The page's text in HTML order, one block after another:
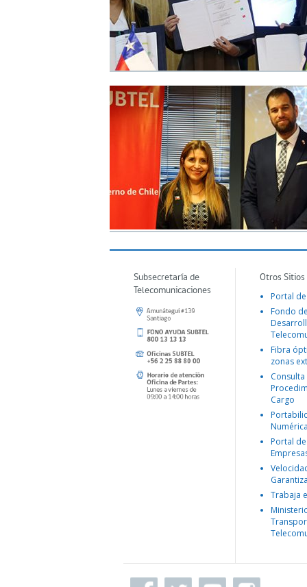
Subsecretaría de
Telecomunicaciones
Otros
Portal
Fondo
Fibra
zonas
Consulta
Cargo
Portal
Trabaja